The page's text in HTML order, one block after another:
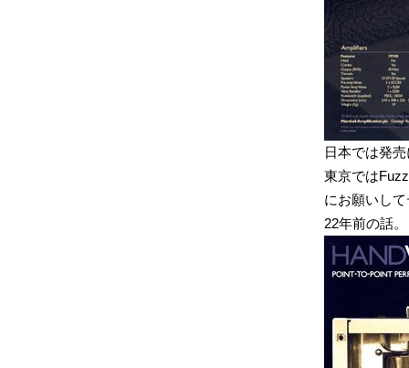
日本では発
東京では
にお願いし
22年前の話。